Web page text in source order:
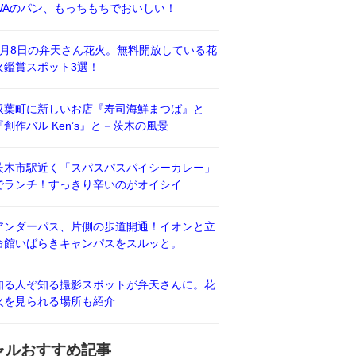
のパン、もっちもちでおいしい！
8日の弁天さん花火。無料開放している花
鑑賞スポット3選！
葉町に新しいお店『寿司海鮮まつば』と
創作バル Ken’s』と－茨木の風景
木市駅近く「スパスパスパイシーカレー」
ランチ！すっきり辛いのがオイシイ
ンダーパス、片側の歩道開通！イオンと立
館いばらきキャンパスをスルッと。
る人ぞ知る撮影スポットが弁天さんに。花
を見られる場所も紹介
ルおすすめ記事